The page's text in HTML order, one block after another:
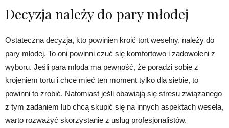
Decyzja należy do pary młodej
Ostateczna decyzja, kto powinien kroić tort weselny, należy do
pary młodej. To oni powinni czuć się komfortowo i zadowoleni z
wyboru. Jeśli para młoda ma pewność, że poradzi sobie z
krojeniem tortu i chce mieć ten moment tylko dla siebie, to
powinni to zrobić. Natomiast jeśli obawiają się stresu związanego
z tym zadaniem lub chcą skupić się na innych aspektach wesela,
warto rozważyć skorzystanie z usług profesjonalistów.